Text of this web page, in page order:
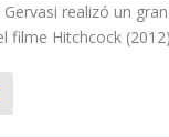
realizó un
filme Hitchcock